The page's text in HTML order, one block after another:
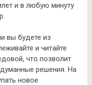
и в любую минуту
вы будете из
и читайте
что позволит
решения. На
новое